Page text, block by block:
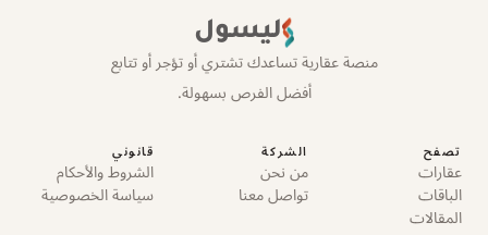
ليسول
منصة عقارية تساعدك تشتري أو تؤجر أو تتابع
أفضل الفرص بسهولة.
تصفح
عقارات
الباقات
المقالات
الشركة
من نحن
تواصل معنا
قانوني
الشروط والأحكام
سياسة الخصوصية